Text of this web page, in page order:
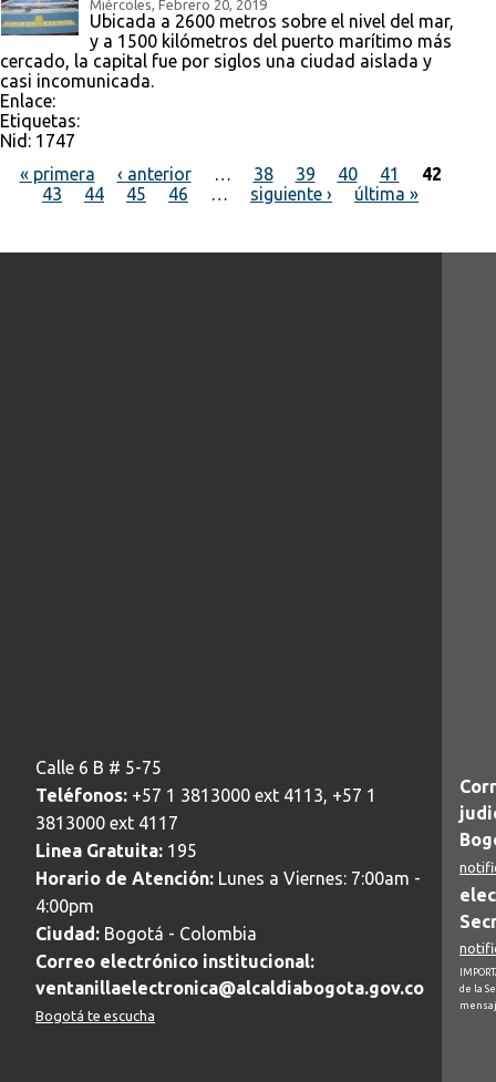
Miércoles, Febrero 20, 2019
Ubicada a 2600 metros sobre el nivel del mar,
y a 1500 kilómetros del puerto marítimo más
cercado, la capital fue por siglos una ciudad aislada y
casi incomunicada.
Enlace:
Etiquetas:
Nid: 1747
Páginas
« primera ‹ anterior … 38 39 40 41
42
43
44 45 46 … siguiente › última »
Calle 6 B # 5-75
Teléfonos: +57 1 3813000 ext 4113, +57 1
3813000 ext 4117
Linea Gratuita: 195
Horario de Atención: Lunes a Viernes: 7:00am -
4:00pm
Ciudad: Bogotá - Colombia
Correo electrónico institucional:
ventanillaelectronica@alcaldiabogota.gov.co
Bogotá te escucha
de la